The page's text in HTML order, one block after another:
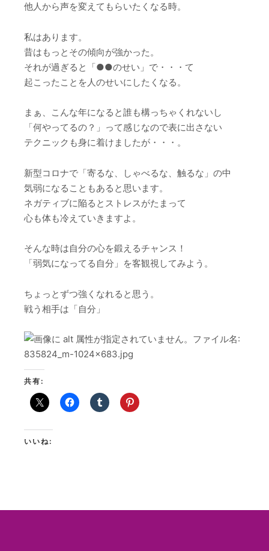
他人から声を変えてもらいたくなる時。
私はあります。
昔はもっとその傾向が強かった。
それが過ぎると「●●のせい」で・・・て
起こったことを人のせいにしたくなる。
まぁ、こんな年になると誰も構っちゃくれないし
「何やってるの？」って感じなので表に出さない
テクニックも身に着けましたが・・・。
新型コロナで「寄るな、しゃべるな、触るな」の中
気弱になることもあると思います。
ネガティブに陥るとストレスがたまって
心も体も冷えていきますよ。
そんな時は自分の心を鍛えるチャンス！
「弱気になってる自分」を客観視してみよう。
ちょっとずつ強くなれると思う。
戦う相手は「自分」
共有:
いいね: